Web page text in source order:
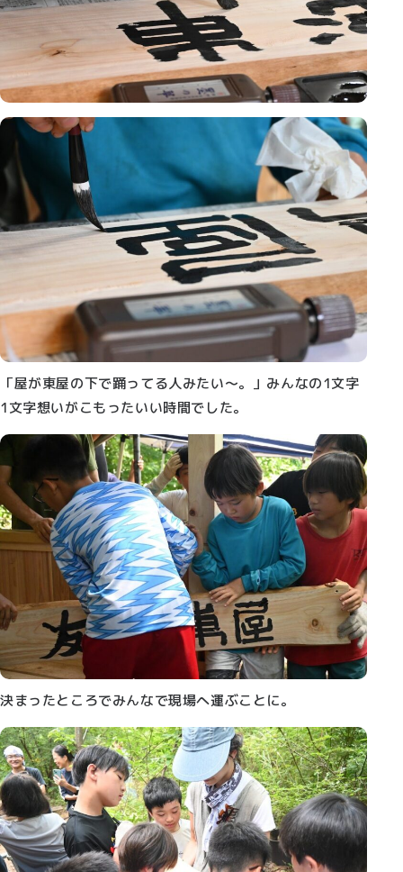
「屋が東屋の下で踊ってる人みたい～。」みんなの1文字
1文字想いがこもったいい時間でした。
決まったところでみんなで現場へ運ぶことに。